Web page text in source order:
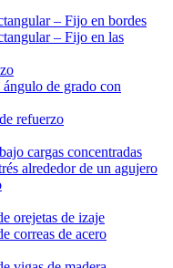
– Fijo en bordes
– Fijo en las
de grado con
refuerzo
cargas concentradas
alrededor de un agujero
orejetas de izaje
correas de acero